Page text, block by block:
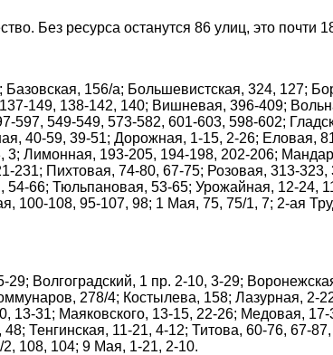
Без ресурса останутся 86 улиц, это почти
156/а; Большевистская, 324, 127;
149, 138-142, 140; Вишневая, 396-409;
549-549, 573-582, 601-603, 598-602;
40-59, 39-51; Дорожная, 1-15, 2-26; Еловая,
Лимонная, 193-205, 194-198, 202-206;
Пихтовая, 74-80, 67-75; Розовая, 313-
66; Тюльпановая, 53-65; Урожайная, 12-24,
108, 95-107, 98; 1 Мая, 75, 75/1, 7; 2-ая
Волгоградский, 1 пр. 2-10, 3-29;
278/4; Костылева, 158; Лазурная, 2-
13-31; Маяковского, 13-15, 22-26; Медовая,
Тенгинская, 11-21, 4-12; Титова, 60-76, 67-
108, 104; 9 Мая, 1-21, 2-10.